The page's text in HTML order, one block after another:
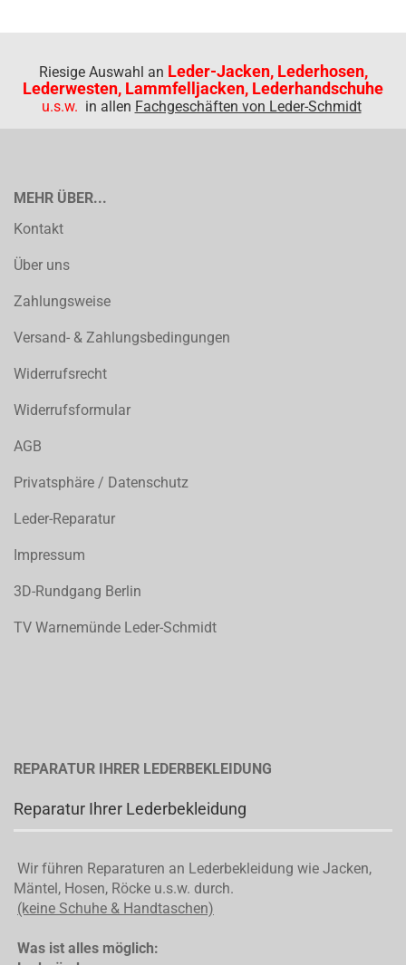
Riesige Auswahl an Leder-Jacken, Lederhosen,
Lederwesten, Lammfelljacken, Lederhandschuhe
u.s.w. in allen Fachgeschäften von Leder-Schmidt
MEHR ÜBER...
Kontakt
Über uns
Zahlungsweise
Versand- & Zahlungsbedingungen
Widerrufsrecht
Widerrufsformular
AGB
Privatsphäre / Datenschutz
Leder-Reparatur
Impressum
3D-Rundgang Berlin
TV Warnemünde Leder-Schmidt
REPARATUR IHRER LEDERBEKLEIDUNG
Reparatur Ihrer Lederbekleidung
Wir führen Reparaturen an Lederbekleidung wie Jacken,
Mäntel, Hosen, Röcke u.s.w. durch.
(keine Schuhe & Handtaschen)
Was ist alles möglich: